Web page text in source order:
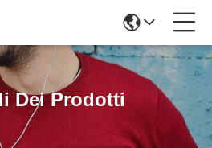
Dei Prodotti